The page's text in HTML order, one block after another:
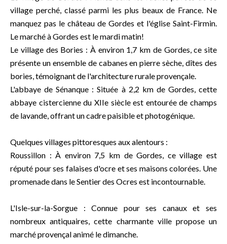
village perché, classé parmi les plus beaux de France. Ne
manquez pas le château de Gordes et l'église Saint-Firmin.
Le marché à Gordes est le mardi matin!
Le village des Bories : À environ 1,7 km de Gordes, ce site
présente un ensemble de cabanes en pierre sèche, dîtes des
bories, témoignant de l'architecture rurale provençale.
L'abbaye de Sénanque : Située à 2,2 km de Gordes, cette
abbaye cistercienne du XIIe siècle est entourée de champs
de lavande, offrant un cadre paisible et photogénique.
Quelques villages pittoresques aux alentours :
Roussillon : À environ 7,5 km de Gordes, ce village est
réputé pour ses falaises d'ocre et ses maisons colorées. Une
promenade dans le Sentier des Ocres est incontournable.
L'Isle-sur-la-Sorgue : Connue pour ses canaux et ses
nombreux antiquaires, cette charmante ville propose un
marché provençal animé le dimanche.